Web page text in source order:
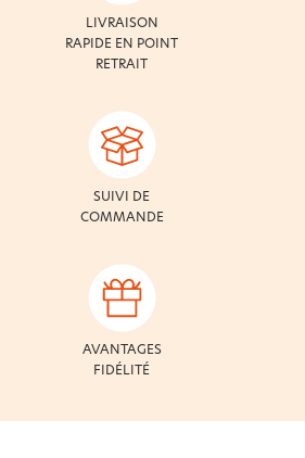
LIVRAISON
RAPIDE EN POINT
RETRAIT
SUIVI DE
COMMANDE
AVANTAGES
FIDÉLITÉ